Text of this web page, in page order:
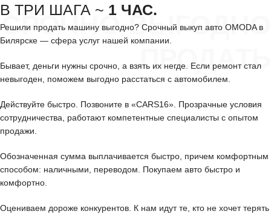
СРОЧНО ВЫГОДНО
ПРОДАТЬ
В ТРИ ШАГА ~ 1 ЧАС.
Решили продать машину выгодно? Срочный выкуп авто OMODA в
Билярске — сфера услуг нашей компании.
Бывает, деньги нужны срочно, а взять их негде. Если ремонт стал
невыгоден, поможем выгодно расстаться с автомобилем.
Действуйте быстро. Позвоните в «CARS16». Прозрачные условия
сотрудничества, работают компетентные специалисты с опытом
продажи.
Обозначенная сумма выплачивается быстро, причем комфортным
способом: наличными, переводом. Покупаем авто быстро и
комфортно.
Оцениваем дороже конкурентов. К нам идут те, кто не хочет терять